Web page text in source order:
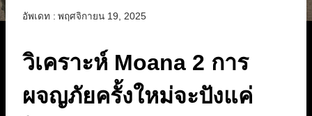
อัพเดท : พฤศจิกายน 19, 2025
วิเคราะห์ Moana 2 การ
ผจญภัยครั้งใหม่จะปังแค่